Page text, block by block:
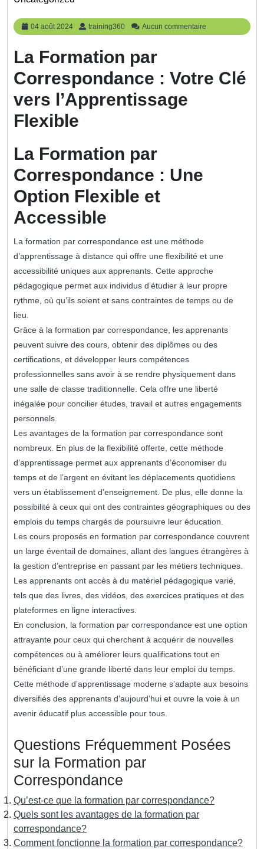
04 août 2024
04
août
training360 training360
Aucun commentaire
La Formation par
Correspondance : Votre Clé
vers l’Apprentissage
Flexible
La Formation par
Correspondance : Une
Option Flexible et
Accessible
La formation par correspondance est une méthode
d’apprentissage à distance qui offre une flexibilité et une
accessibilité uniques aux apprenants. Cette approche
pédagogique permet aux individus d’étudier à leur propre
rythme, où qu’ils soient et sans contraintes de temps ou de
lieu.
Grâce à la formation par correspondance, les apprenants
peuvent suivre des cours, obtenir des diplômes ou des
certifications, et développer leurs compétences
professionnelles sans avoir à se rendre physiquement dans
une salle de classe traditionnelle. Cela offre une liberté
inégalée pour concilier études, travail et autres engagements
personnels.
Les avantages de la formation par correspondance sont
nombreux. En plus de la flexibilité offerte, cette méthode
d’apprentissage permet aux apprenants d’économiser du
temps et de l’argent en évitant les déplacements quotidiens
vers un établissement d’enseignement. De plus, elle donne la
possibilité à ceux qui ont des contraintes géographiques ou des
emplois du temps chargés de poursuivre leur éducation.
Les cours proposés en formation par correspondance couvrent
un large éventail de domaines, allant des langues étrangères à
la gestion d’entreprise en passant par les métiers techniques.
Les apprenants ont accès à du matériel pédagogique varié,
tels que des livres, des vidéos, des exercices pratiques et des
plateformes en ligne interactives.
En conclusion, la formation par correspondance est une option
attrayante pour ceux qui cherchent à acquérir de nouvelles
compétences ou à améliorer leurs qualifications tout en
bénéficiant d’une grande liberté dans leur emploi du temps.
Cette méthode d’apprentissage moderne s’adapte aux besoins
diversifiés des apprenants d’aujourd’hui et ouvre la voie à un
avenir éducatif plus accessible pour tous.
Questions Fréquemment Posées
sur la Formation par
Correspondance
Qu’est-ce que la formation par correspondance?
Quels sont les avantages de la formation par
correspondance?
Comment fonctionne la formation par correspondance?